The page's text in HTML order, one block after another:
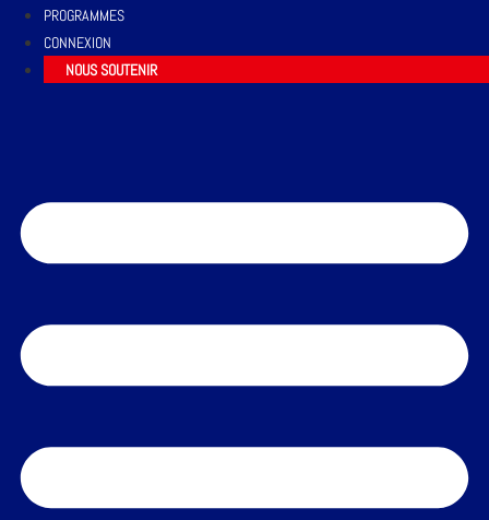
PROGRAMMES
CONNEXION
NOUS SOUTENIR